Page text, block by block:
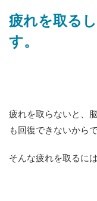
疲れを取る
す。
疲れを取らないと、
も回復できないからで
そんな疲れを取るに